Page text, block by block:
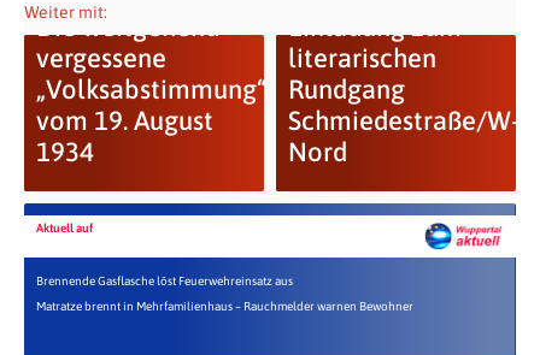
Weiter mit:
Die weitgehend
vergessene
„Volksabstimmung“
vom 19. August
1934
literarischen
Rundgang
Schmiedestraße/W-
Nord
Aktuell auf
Brennende Gasflasche löst Feuerwehreinsatz aus
Matratze brennt in Mehrfamilienhaus – Rauchmelder warnen Bewohner